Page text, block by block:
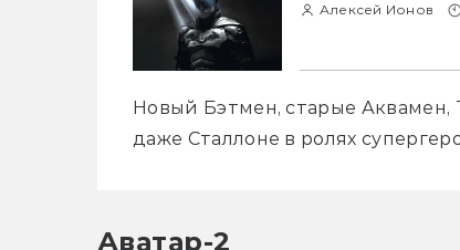
Алексей Ионов
Новый Бэтмен, старые Аквамен,
даже Сталлоне в ролях
Аватар-2